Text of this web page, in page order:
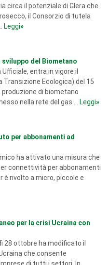
circa il potenziale di Glera che
il Consorzio di tutela
Leggi»
sviluppo del Biometano
entra in vigore il
Transizione Ecologica) del 15
di biometano
nella rete del gas ...
Leggi»
per abbonamenti ad
ha attivato una misura che
connettività per abbonamenti
è rivolto a micro, piccole e
per la crisi Ucraina con
28 ottobre ha modificato il
che consente